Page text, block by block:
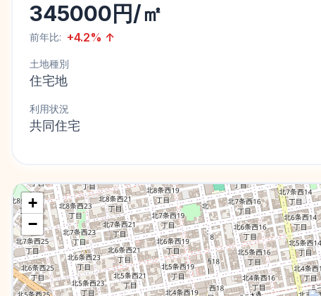
345000円/㎡
前年比: +4.2% ↑
土地種別
住宅地
利用状況
共同住宅
+
−